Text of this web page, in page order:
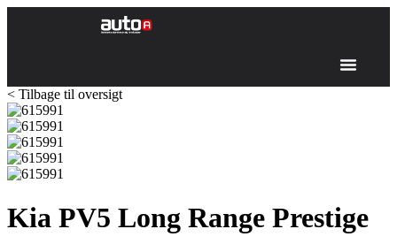
< Tilbage til oversigt
Kia PV5 Long Range Prestige